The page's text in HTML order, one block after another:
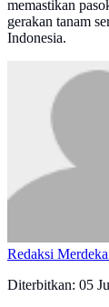
memastikan
gerakan tanam
Indonesia.
Redaksi Merdeka
Diterbitkan: 05